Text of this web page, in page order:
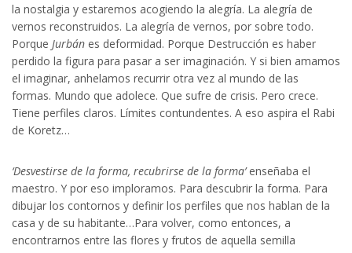
la nostalgia y estaremos acogiendo la alegría. La alegría de
vernos reconstruidos. La alegría de vernos, por sobre todo.
Porque Jurbán es deformidad. Porque Destrucción es haber
perdido la figura para pasar a ser imaginación. Y si bien amamos
el imaginar, anhelamos recurrir otra vez al mundo de las
formas. Mundo que adolece. Que sufre de crisis. Pero crece.
Tiene perfiles claros. Límites contundentes. A eso aspira el Rabi
de Koretz…
‘Desvestirse de la forma, recubrirse de la forma’enseñaba el
maestro. Y por eso imploramos. Para descubrir la forma. Para
dibujar los contornos y definir los perfiles que nos hablan de la
casa y de su habitante…Para volver, como entonces, a
encontrarnos entre las flores y frutos de aquella semilla